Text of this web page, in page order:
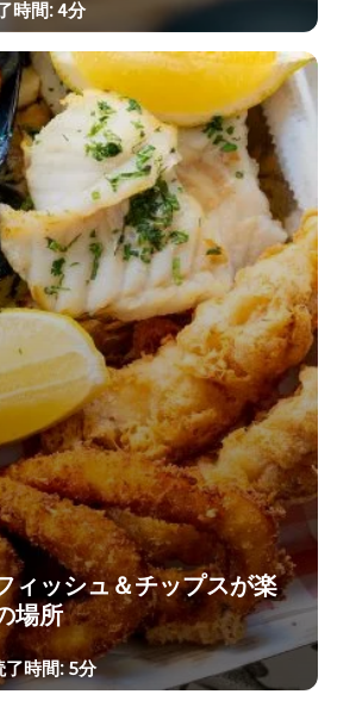
時間: 4分
ィッシュ＆チップスが楽
場所
了時間: 5分